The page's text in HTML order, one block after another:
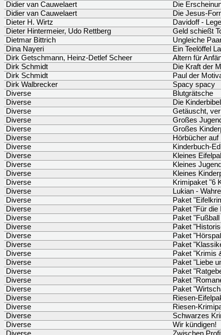
Didier van Cauwelaert
Die
Didier van Cauwelaert
Die Jesus-
Dieter H. Wirtz
Davidoff -
Dieter Hintermeier, Udo Rettberg
Geld schießt
Dietmar Bittrich
Ungleiche
Dina Nayeri
Ein Teelöffel
Dirk Getschmann, Heinz-Detlef Scheer
Altern für
Dirk Schmidt
Die Kraft der
Dirk Schmidt
Paul der
Dirk Walbrecker
Spacy spacy
Diverse
Blutgrätsche
Diverse
Die Kinderbibel
Diverse
Getäuscht,
Diverse
Großes
Diverse
Großes
Diverse
Hörbücher
Diverse
Kinderbuch-
Diverse
Kleines
Diverse
Kleines
Diverse
Kleines
Diverse
Krimipaket "6
Diverse
Lukian -
Diverse
Paket
Diverse
Paket "Für die
Diverse
Paket
Diverse
Paket
Diverse
Paket
Diverse
Paket
Diverse
Paket "Krimis
Diverse
Paket "Liebe
Diverse
Paket
Diverse
Paket
Diverse
Paket
Diverse
Riesen-
Diverse
Riesen-
Diverse
Schwarzes
Diverse
Wir kündigen!